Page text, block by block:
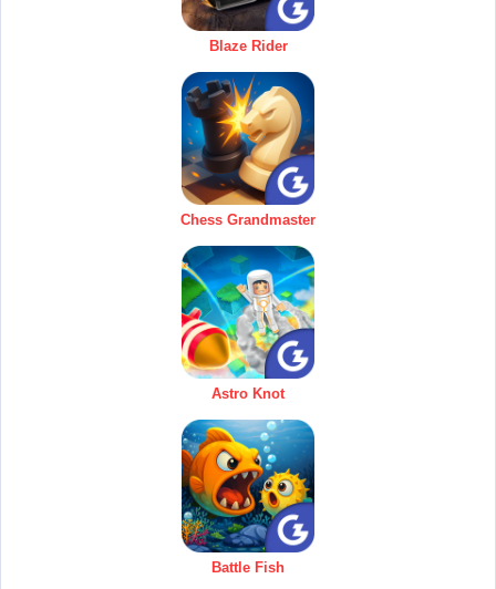
Blaze Rider
Chess Grandmaster
Astro Knot
Battle Fish